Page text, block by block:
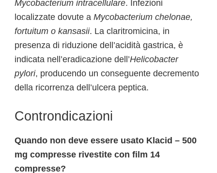
Mycobacterium intracellulare. Infezioni
localizzate dovute a Mycobacterium chelonae,
fortuitum o kansasii. La claritromicina, in
presenza di riduzione dell’acidità gastrica, è
indicata nell’eradicazione dell’Helicobacter
pylori, producendo un conseguente decremento
della ricorrenza dell’ulcera peptica.
Controndicazioni
Quando non deve essere usato Klacid – 500
mg compresse rivestite con film 14
compresse?